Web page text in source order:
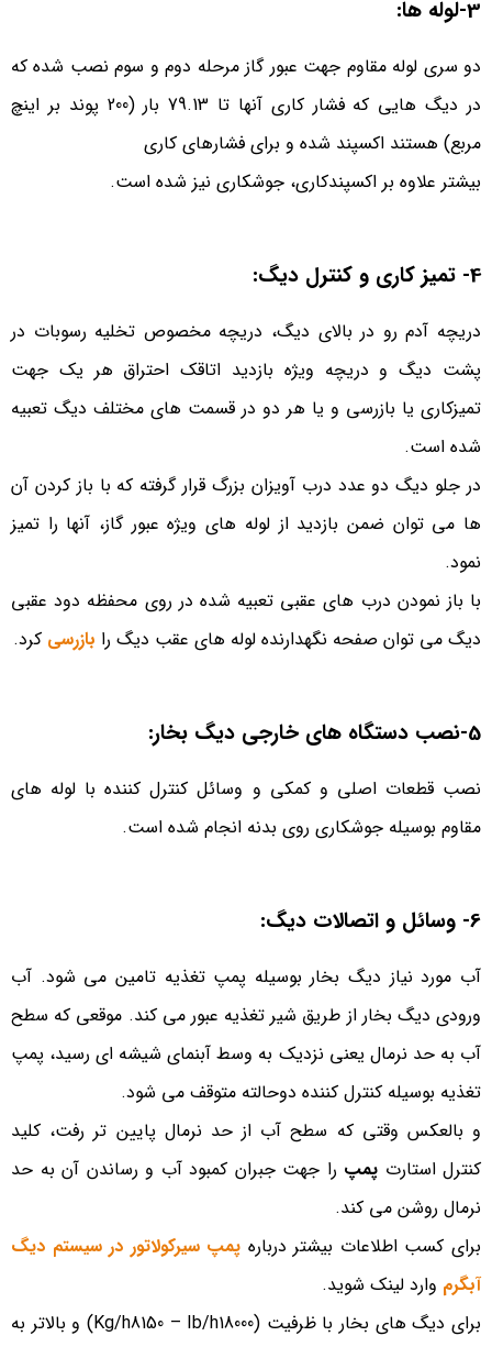
3-لوله ها:
دو سری لوله مقاوم جهت عبور گاز مرحله دوم و سوم نصب شده که
در دیگ­ هایی که فشار کاری آنها تا 79.13 بار (200 پوند بر اینچ
مربع) هستند اکسپند شده و برای فشارهای کاری
بیشتر علاوه بر اکسپندکاری، جوشکاری نیز شده است.
4- تمیز کاری و کنترل دیگ:
دریچه آدم رو در بالای دیگ، دریچه مخصوص تخلیه رسوبات در
پشت دیگ و دریچه ویژه بازدید اتاقک احتراق هر یک جهت
تمیزکاری یا بازرسی و یا هر دو در قسمت های مختلف دیگ تعبیه
شده است.
در جلو دیگ دو عدد درب آویزان بزرگ قرار گرفته که با باز کردن آن
ها می­ توان ضمن بازدید از لوله های ویژه عبور گاز، آنها را تمیز
نمود.
با باز نمودن درب های عقبی تعبیه شده در روی محفظه دود عقبی
دیگ می­ توان صفحه نگهدارنده لوله های عقب دیگ را بازرسی کرد.
5-نصب دستگاه های خارجی دیگ بخار:
نصب قطعات اصلی و کمکی و وسائل کنترل کننده با لوله های
مقاوم بوسیله جوشکاری روی بدنه انجام شده است.
6- وسائل و اتصالات ‎دیگ:
آب مورد نیاز دیگ بخار بوسیله پمپ تغذیه تامین می­ شود. آب
ورودی دیگ بخار از طریق شیر تغذیه عبور می­ کند. موقعی که سطح
آب به حد نرمال یعنی نزدیک به وسط آبنمای شیشه ­ای رسید، پمپ
تغذیه بوسیله کنترل کننده دوحالته متوقف می ­شود.
و بالعکس وقتی که سطح آب از حد نرمال پایین تر رفت، کلید
کنترل استارت پمپ را جهت جبران کمبود آب و رساندن آن به حد
نرمال روشن می­ کند.
برای کسب اطلاعات بیشتر درباره پمپ سیرکولاتور در سیستم دیگ
آبگرم وارد لینک شوید.
برای دیگ های بخار با ظرفیت (Kg/h8150 – Ib/h18000) و بالاتر به